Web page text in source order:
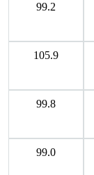
99.2
105.9
99.8
99.0